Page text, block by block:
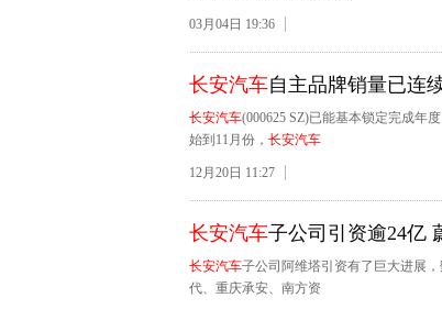
03月04日 19:36
长安汽车自主品牌销量已连
长安汽车(000625 SZ)已能基本锁定完成年
始到11月份， 长安汽车
12月20日 11:27
长安汽车子公司引资逾24亿
长安汽车子公司阿维塔引资有了巨大进展
代、重庆承安、南方资